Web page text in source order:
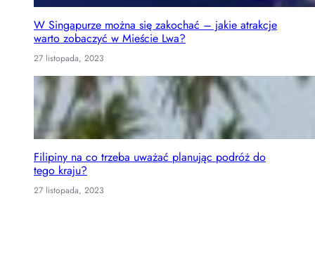
W Singapurze można się zakochać – jakie atrakcje
warto zobaczyć w Mieście Lwa?
27 listopada, 2023
Filipiny na co trzeba uważać planując podróż do
tego kraju?
27 listopada, 2023